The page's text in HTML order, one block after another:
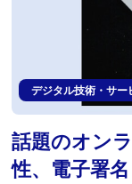
デジタル技術・サー
話題のオン
性、電子署